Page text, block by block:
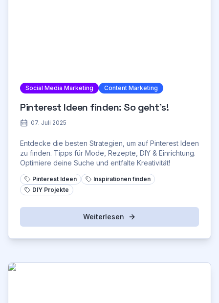
Social Media Marketing Content Marketing
Pinterest Ideen finden: So geht's!
07. Juli 2025
Entdecke die besten Strategien, um auf Pinterest Ideen
zu finden. Tipps für Mode, Rezepte, DIY & Einrichtung.
Optimiere deine Suche und entfalte Kreativität!
Pinterest Ideen
Inspirationen finden
DIY Projekte
Weiterlesen